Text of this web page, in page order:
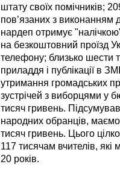
штату своїх помічників;
пов’язаних з виконанням
нардеп отримує
на безкоштовний проїзд
телефону; близько шести
приладдя і публікації в
утримання громадських
зустрічей з виборцями у
тисяч гривень.
народних обранців,
тисяч гривень. Цього
117 тисячам вчителів,
20 років.